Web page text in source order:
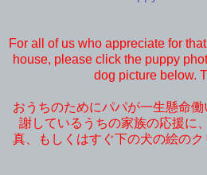
For all of us who appreciate for
house, please click the puppy
dog picture below.
おうちのためにパパが一生懸命
謝しているうちの家族の応援に
真、もしくはすぐ下の犬の絵のク